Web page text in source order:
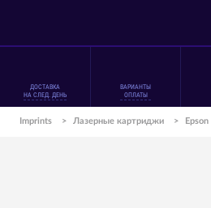
ДОСТАВКА
НА СЛЕД. ДЕНЬ
ВАРИАНТЫ
ОПЛАТЫ
Imprints > Лазерные картриджи > Epson